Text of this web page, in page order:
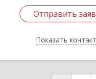
Отправить
Показать
Отправить
Назад